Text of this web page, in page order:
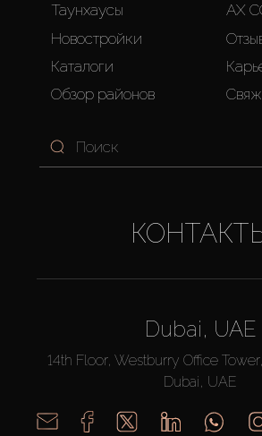
Таунхаусы
Новостройки
Каталоги
Обзор районов
AX
Dubai, UAE
14th Floor, Westburry Office
Dubai, UAE